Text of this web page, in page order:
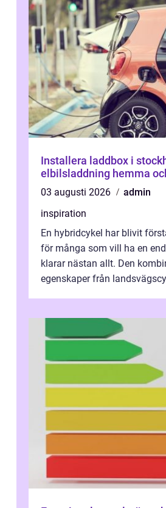
Installera laddbox i stockholm
elbilsladdning hemma
03 augusti 2026
admin
inspiration
En hybridcykel har blivit
för många som vill ha en
klarar nästan allt. Den
egenskaper från